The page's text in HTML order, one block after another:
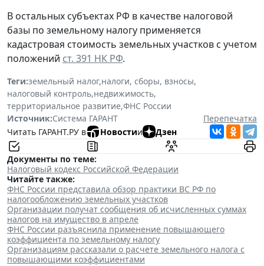
В остальных субъектах РФ в качестве налоговой
базы по земельному налогу применяется
кадастровая стоимость земельных участков с учетом
положений ст. 391 НК РФ.
Теги:земельный налог,налоги, сборы, взносы,
налоговый контроль,недвижимость,
территориальное развитие,ФНС России
Источник:Система ГАРАНТ
Перепечатка
Читать ГАРАНТ.РУ в
Новостии Дзен
Документы по теме:
Налоговый кодекс Российской Федерации
Читайте также:
ФНС России представила обзор практики ВС РФ по
налогообложению земельных участков
Организации получат сообщения об исчисленных суммах
налогов на имущество в апреле
ФНС России разъяснила применение повышающего
коэффициента по земельному налогу
Организациям рассказали о расчете земельного налога с
повышающими коэффициентами